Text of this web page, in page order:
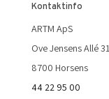
Kontaktinfo
ARTM ApS
Ove Jensens Allé 31
8700 Horsens
44 22 95 00